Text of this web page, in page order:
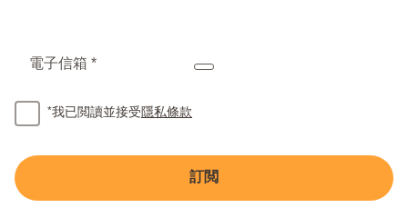
電子信箱 *
*我已閲讀並接受 隱私條款
訂閲